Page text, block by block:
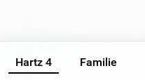
Hartz 4 Familie